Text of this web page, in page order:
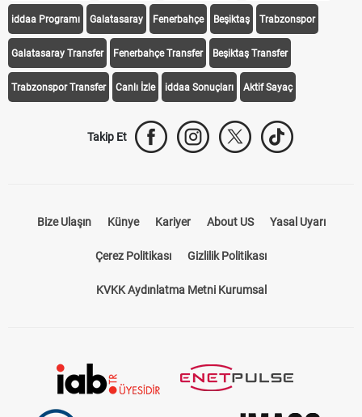
iddaa Programı Galatasaray Fenerbahçe Beşiktaş Trabzonspor
Galatasaray Transfer Fenerbahçe Transfer Beşiktaş Transfer
Trabzonspor Transfer Canlı İzle iddaa Sonuçları Aktif Sayaç
Takip Et
Bize Ulaşın Künye Kariyer About US Yasal Uyarı
Çerez Politikası Gizlilik Politikası
KVKK Aydınlatma Metni Kurumsal